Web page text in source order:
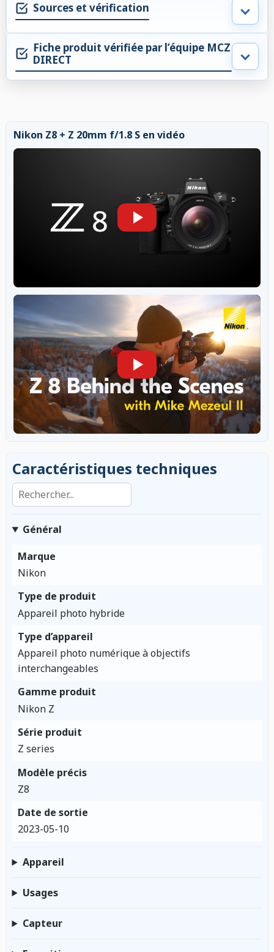
Sources et vérification
Fiche produit vérifiée par l’équipe MCZ
DIRECT
Nikon Z8 + Z 20mm f/1.8 S en vidéo
Caractéristiques techniques
Rechercher dans les caractéristiques
Général
Marque
Nikon
Type de produit
Appareil photo hybride
Type d’appareil
Appareil photo numérique à objectifs
interchangeables
Gamme produit
Nikon Z
Série produit
Z series
Modèle précis
Z8
Date de sortie
2023-05-10
Appareil
Usages
Capteur